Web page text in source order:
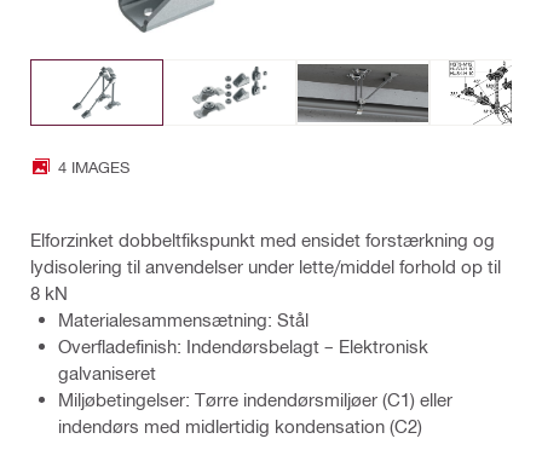
4 IMAGES
Elforzinket dobbeltfikspunkt med ensidet forstærkning og
lydisolering til anvendelser under lette/middel forhold op til
8 kN
Materialesammensætning: Stål
Overfladefinish: Indendørsbelagt – Elektronisk
galvaniseret
Miljøbetingelser: Tørre indendørsmiljøer (C1) eller
indendørs med midlertidig kondensation (C2)